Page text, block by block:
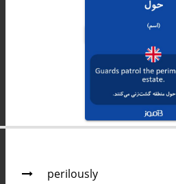
perilously